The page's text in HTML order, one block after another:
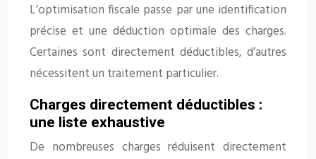
L’optimisation fiscale passe par une identification
précise et une déduction optimale des charges.
Certaines sont directement déductibles, d’autres
nécessitent un traitement particulier.
Charges directement déductibles :
une liste exhaustive
De nombreuses charges réduisent directement